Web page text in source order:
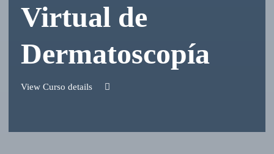
Virtual de
Dermatoscopía
View Curso details